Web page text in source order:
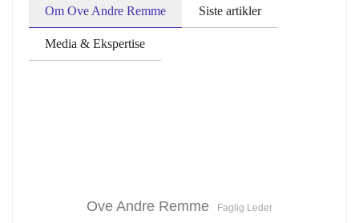
Om Ove Andre Remme Siste artikler
Media & Ekspertise
Ove Andre Remme Faglig Leder